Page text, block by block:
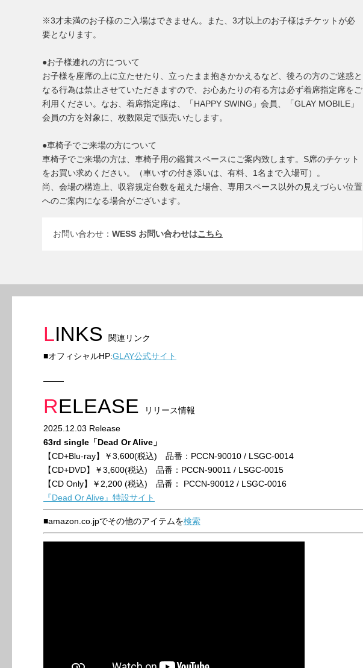
※3才未満のお子様のご入場はできません。また、3才以上のお子様はチケットが必
要となります。
●お子様連れの方について
お子様を座席の上に立たせたり、立ったまま抱きかかえるなど、後ろの方のご迷惑と
なる行為は禁止させていただきますので、お心あたりの有る方は必ず着席指定席をご
利用ください。なお、着席指定席は、「HAPPY SWING」会員、「GLAY MOBILE」
会員の方を対象に、枚数限定で販売いたします。
●車椅子でご来場の方について
車椅子でご来場の方は、車椅子用の鑑賞スペースにご案内致します。S席のチケット
をお買い求めください。（車いすの付き添いは、有料、1名まで入場可）。
尚、会場の構造上、収容規定台数を超えた場合、専用スペース以外の見えづらい位置
へのご案内になる場合がございます。
お問い合わせ： WESS お問い合わせはこちら
LINKS
関連リンク
■オフィシャルHP:GLAY公式サイト
RELEASE
リリース情報
2025.12.03 Release
63rd single「Dead Or Alive」
【CD+Blu-ray】￥3,600(税込) 品番：PCCN-90010 / LSGC-0014
【CD+DVD】￥3,600(税込) 品番：PCCN-90011 / LSGC-0015
【CD Only】￥2,200 (税込) 品番： PCCN-90012 / LSGC-0016
『Dead Or Alive』特設サイト
■amazon.co.jpでその他のアイテムを検索